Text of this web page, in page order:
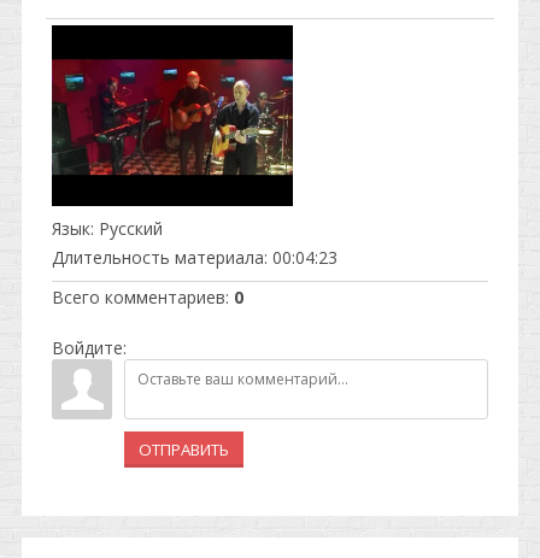
Язык: Русский
Длительность материала: 00:04:23
Всего комментариев: 0
Войдите:
ОТПРАВИТЬ